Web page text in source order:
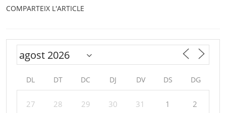
COMPARTEIX L'ARTICLE
DL DT DC DJ DV DS DG
27 28 29 30 31 1 2